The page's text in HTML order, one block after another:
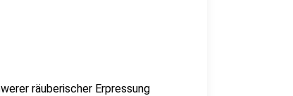
räuberischer Erpressung